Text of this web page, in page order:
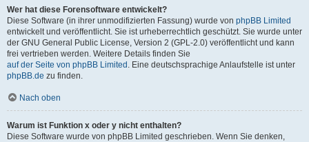
Wer hat diese Forensoftware entwickelt?
Diese Software (in ihrer unmodifizierten Fassung) wurde von phpBB Limited
entwickelt und veröffentlicht. Sie ist urheberrechtlich geschützt. Sie wurde unter
der GNU General Public License, Version 2 (GPL-2.0) veröffentlicht und kann
frei vertrieben werden. Weitere Details finden Sie
auf der Seite von phpBB Limited . Eine deutschsprachige Anlaufstelle ist unter
phpBB.de zu finden.
Nach oben
Warum ist Funktion x oder y nicht enthalten?
Diese Software wurde von phpBB Limited geschrieben. Wenn Sie denken,